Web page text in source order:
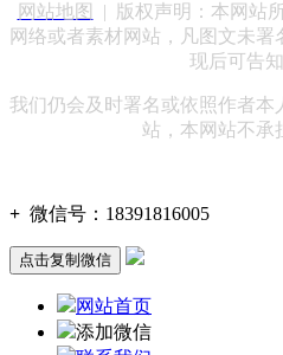
网站地图
| 版权声明：本网站
网络或者素材网站，凡图文未
现后可告
我们仍会及时署名或依照作者
站，本网站不承
+ 微信号： 18391816005
点击复制微信
网站首页
添加微信